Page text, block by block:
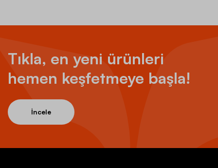
Tıkla, en yeni ürünleri
hemen keşfetmeye başla!
İncele